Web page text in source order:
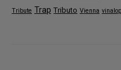
Tribute Trap Tributo Vienna